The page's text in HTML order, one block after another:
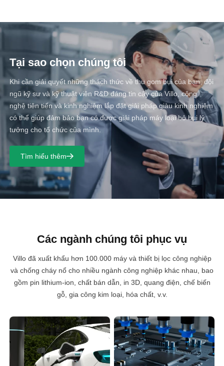
Tại sao chọn chúng tôi
Khi cần giải quyết những thách thức về thu gom bụi của bạn, đội
ngũ kỹ sư và kỹ thuật viên R&D đáng tin cậy của Villo, công
nghệ tiên tiến và kinh nghiệm lắp đặt giải pháp giàu kinh nghiệm
có thể giúp đảm bảo bạn có được giải pháp máy loại bỏ bụi lý
tưởng cho tổ chức của mình.
Tìm hiểu thêm
Các ngành chúng tôi phục vụ
Villo đã xuất khẩu hơn 100.000 máy và thiết bị lọc công nghiệp
và chống cháy nổ cho nhiều ngành công nghiệp khác nhau, bao
gồm pin lithium-ion, chất bán dẫn, in 3D, quang điện, chế biến
gỗ, gia công kim loại, hóa chất, v.v.